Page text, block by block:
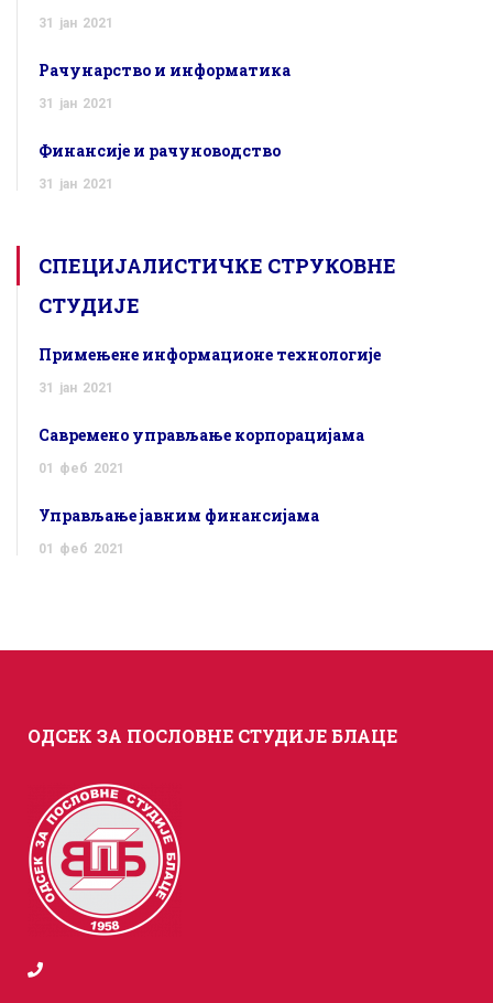
31 јан 2021
Рачунарство и информатика
31 јан 2021
Финансије и рачуноводство
31 јан 2021
СПЕЦИЈАЛИСТИЧКЕ СТРУКОВНЕ
СТУДИЈЕ
Примењене информационе технологије
31 јан 2021
Савремено управљање корпорацијама
01 феб 2021
Управљање јавним финансијама
01 феб 2021
ОДСЕК ЗА ПОСЛОВНЕ СТУДИЈЕ БЛАЦЕ